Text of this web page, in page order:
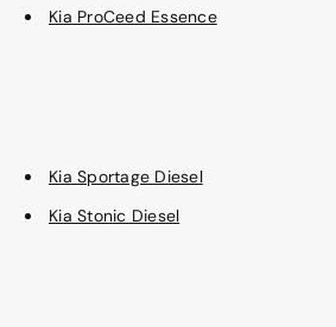
Kia ProCeed Essence
Kia Sportage Diesel
Kia Stonic Diesel